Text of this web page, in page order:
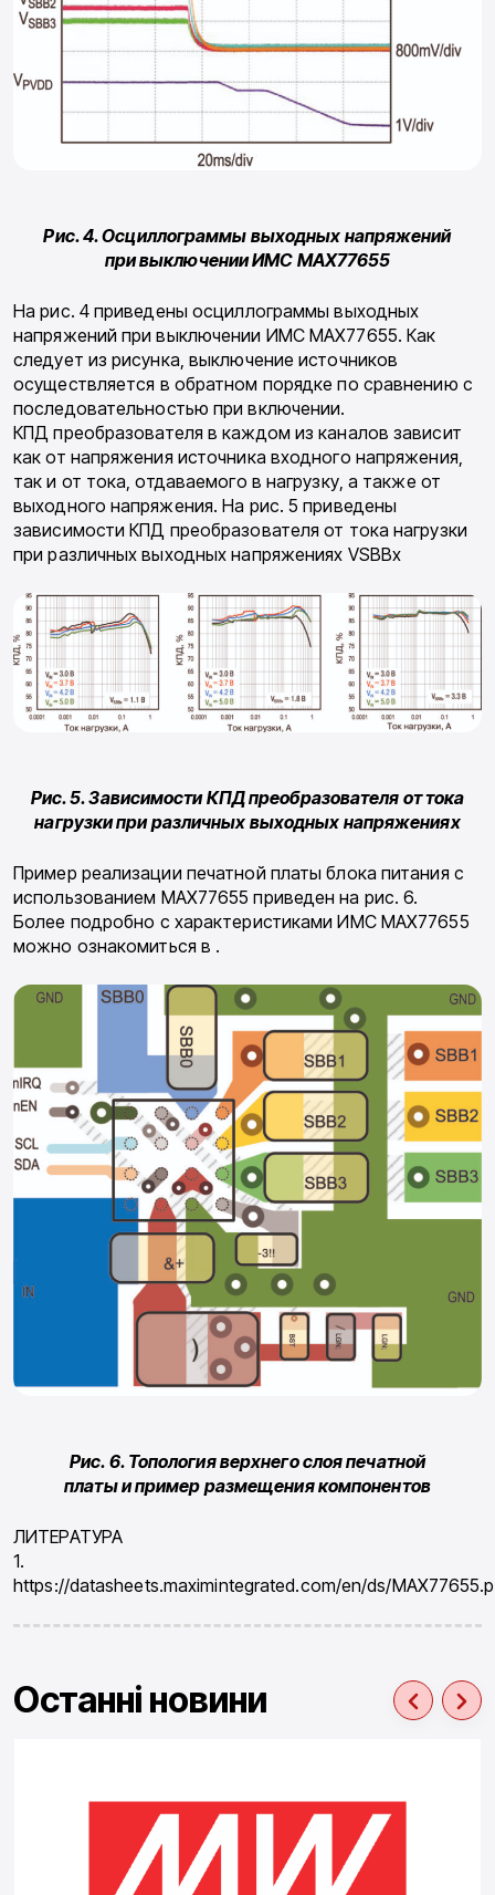
Рис. 4. Осциллограммы выходных напряжений
при выключении ИМС MAX77655
На рис. 4 приведены осциллограммы выходных
напряжений при выключении ИМС MAX77655. Как
следует из рисунка, выключение источников
осуществляется в обратном порядке по сравнению с
последовательностью при включении.
КПД преобразователя в каждом из каналов зависит
как от напряжения источника входного напряжения,
так и от тока, отдаваемого в нагрузку, а также от
выходного напряжения. На рис. 5 приведены
зависимости КПД преобразователя от тока нагрузки
при различных выходных напряжениях VSBBx
Рис. 5. Зависимости КПД преобразователя от тока
нагрузки при различных выходных напряжениях
Пример реализации печатной платы блока питания с
использованием MAX77655 приведен на рис. 6.
Более подробно с характеристиками ИМС MAX77655
можно ознакомиться в .
Рис. 6. Топология верхнего слоя печатной
платы и пример размещения компонентов
ЛИТЕРАТУРА
1.
https://datasheets.maximintegrated.com/en/ds/
Останні новини